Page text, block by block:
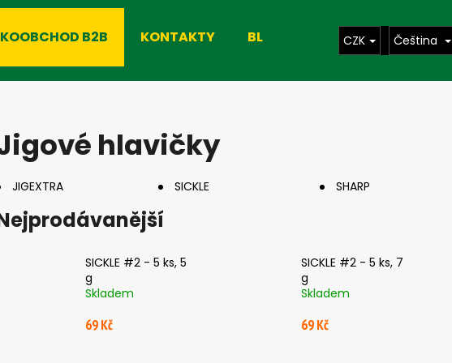
B2B KONTAKTY BLOG CZK Čeština
hlavičky
JIGEXTRA SICKLE SHARP
SICKLE #2 - 5 ks, 5
g
Skladem
69 Kč
SICKLE #2 - 5 ks, 7
g
Skladem
69 Kč
Co potřebujete najít?
Doporučujeme